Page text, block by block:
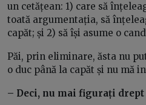
un cetățean: 1) care să
toată argumentația, să
capăt; și 2) să își asume o
Păi, prin eliminare, ăsta nu
o duc până la capăt și nu mă
– Deci, nu mai figurați drept